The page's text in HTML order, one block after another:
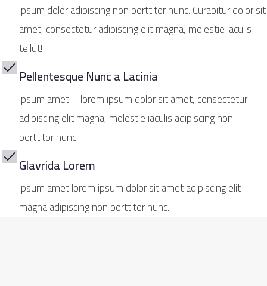
Ipsum dolor adipiscing non porttitor nunc. Curabitur dolor sit
amet, consectetur adipiscing elit magna, molestie iaculis
tellut!
Pellentesque Nunc a Lacinia
Ipsum amet – lorem ipsum dolor sit amet, consectetur
adipiscing elit magna, molestie iaculis adipiscing non
porttitor nunc.
Glavrida Lorem
Ipsum amet lorem ipsum dolor sit amet adipiscing elit
magna adipiscing non porttitor nunc.